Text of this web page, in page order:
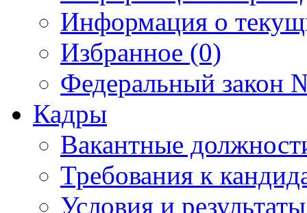
Информация о
Избранное (0)
Федеральный закон
Кадры
Вакантные
Требования к
Условия и